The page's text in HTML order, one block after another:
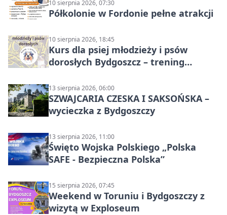
10 sierpnia 2026, 07:30
Półkolonie w Fordonie pełne atrakcji
10 sierpnia 2026, 18:45
Kurs dla psiej młodzieży i psów
dorosłych Bydgoszcz – trening
13 sierpnia 2026, 06:00
SZWAJCARIA CZESKA I SAKSOŃSKA –
wycieczka z Bydgoszczy
13 sierpnia 2026, 11:00
Święto Wojska Polskiego „Polska
SAFE - Bezpieczna Polska”
15 sierpnia 2026, 07:45
Weekend w Toruniu i Bydgoszczy z
wizytą w Exploseum